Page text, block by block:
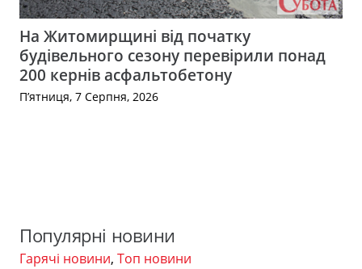
На Житомирщині від початку
будівельного сезону перевірили понад
200 кернів асфальтобетону
П’ятниця, 7 Серпня, 2026
Популярні новини
Гарячі новини, Топ новини